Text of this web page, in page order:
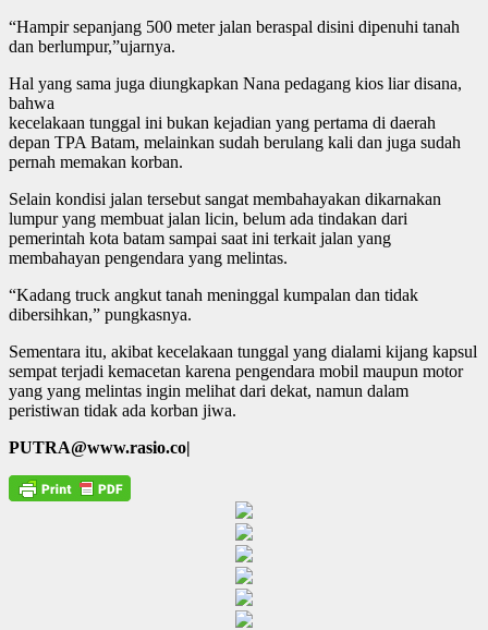
“Hampir sepanjang 500 meter jalan beraspal disini dipenuhi tanah
dan berlumpur,”ujarnya.
Hal yang sama juga diungkapkan Nana pedagang kios liar disana,
bahwa
kecelakaan tunggal ini bukan kejadian yang pertama di daerah
depan TPA Batam, melainkan sudah berulang kali dan juga sudah
pernah memakan korban.
Selain kondisi jalan tersebut sangat membahayakan dikarnakan
lumpur yang membuat jalan licin, belum ada tindakan dari
pemerintah kota batam sampai saat ini terkait jalan yang
membahayan pengendara yang melintas.
“Kadang truck angkut tanah meninggal kumpalan dan tidak
dibersihkan,” pungkasnya.
Sementara itu, akibat kecelakaan tunggal yang dialami kijang kapsul
sempat terjadi kemacetan karena pengendara mobil maupun motor
yang yang melintas ingin melihat dari dekat, namun dalam
peristiwan tidak ada korban jiwa.
PUTRA@www.rasio.co|